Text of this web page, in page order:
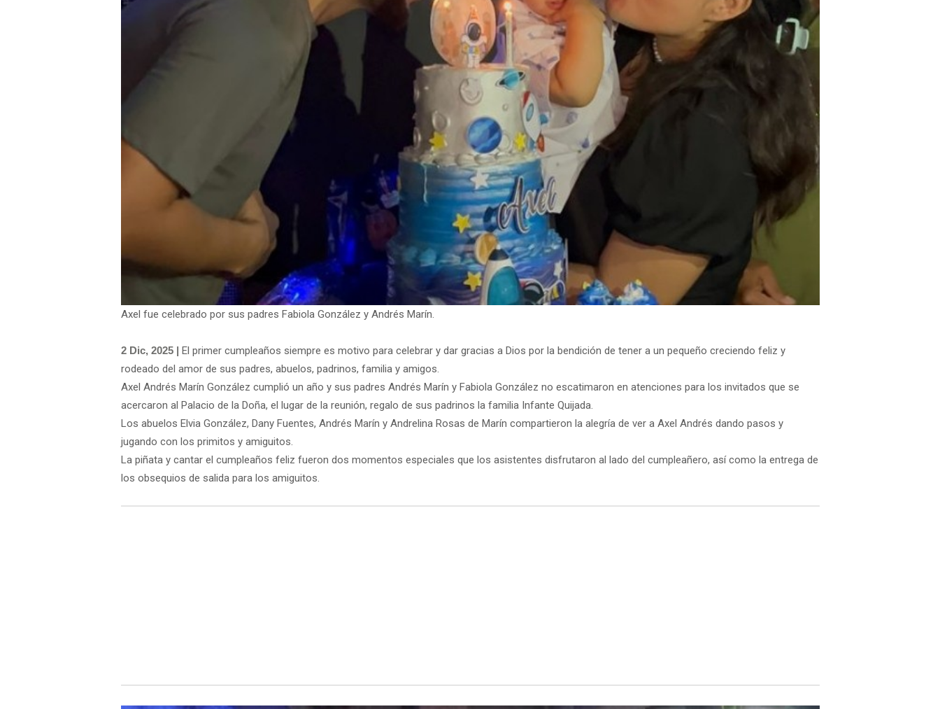
Axel fue celebrado por sus padres Fabiola González y Andrés Marín.
2 Dic, 2025 | El primer cumpleaños siempre es motivo para celebrar y dar gracias a Dios por la bendición de tener a un pequeño creciendo feliz y
rodeado del amor de sus padres, abuelos, padrinos, familia y amigos.
Axel Andrés Marín González cumplió un año y sus padres Andrés Marín y Fabiola González no escatimaron en atenciones para los invitados que se
acercaron al Palacio de la Doña, el lugar de la reunión, regalo de sus padrinos la familia Infante Quijada.
Los abuelos Elvia González, Dany Fuentes, Andrés Marín y Andrelina Rosas de Marín compartieron la alegría de ver a Axel Andrés dando pasos y
jugando con los primitos y amiguitos.
La piñata y cantar el cumpleaños feliz fueron dos momentos especiales que los asistentes disfrutaron al lado del cumpleañero, así como la entrega de
los obsequios de salida para los amiguitos.